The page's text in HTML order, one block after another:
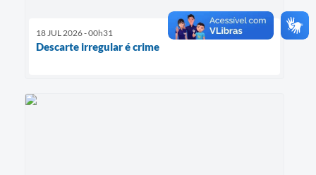
18 JUL 2026 - 00h31
Descarte irregular é crime